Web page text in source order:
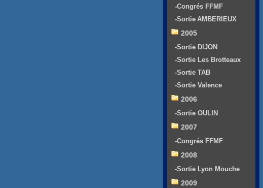
-Congrés FFMF
-Sortie AMBERIEUX
2005
-Sortie DIJON
-Sortie Les Brotteaux
-Sortie TAB
-Sortie Valence
2006
-Sortie OULIN
2007
-Congrés FFMF
2008
-Sortie Lyon Mouche
2009